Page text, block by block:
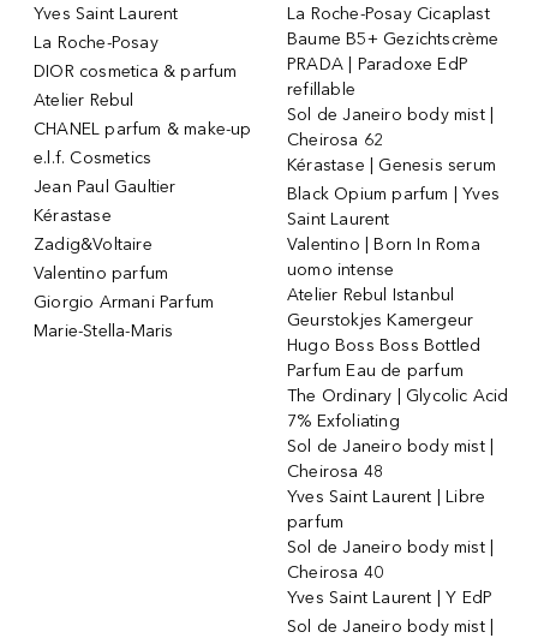
Yves Saint Laurent
La Roche-Posay
DIOR cosmetica & parfum
Atelier Rebul
CHANEL parfum & make-up
e.l.f. Cosmetics
Jean Paul Gaultier
Kérastase
Zadig&Voltaire
Valentino parfum
Giorgio Armani Parfum
Marie-Stella-Maris
La Roche-Posay Cicaplast
Baume B5+ Gezichtscrème
PRADA | Paradoxe EdP
refillable
Sol de Janeiro body mist |
Cheirosa 62
Kérastase | Genesis serum
Black Opium parfum | Yves
Saint Laurent
Valentino | Born In Roma
uomo intense
Atelier Rebul Istanbul
Geurstokjes Kamergeur
Hugo Boss Boss Bottled
Parfum Eau de parfum
The Ordinary | Glycolic Acid
7% Exfoliating
Sol de Janeiro body mist |
Cheirosa 48
Yves Saint Laurent | Libre
parfum
Sol de Janeiro body mist |
Cheirosa 40
Yves Saint Laurent | Y EdP
Sol de Janeiro body mist |